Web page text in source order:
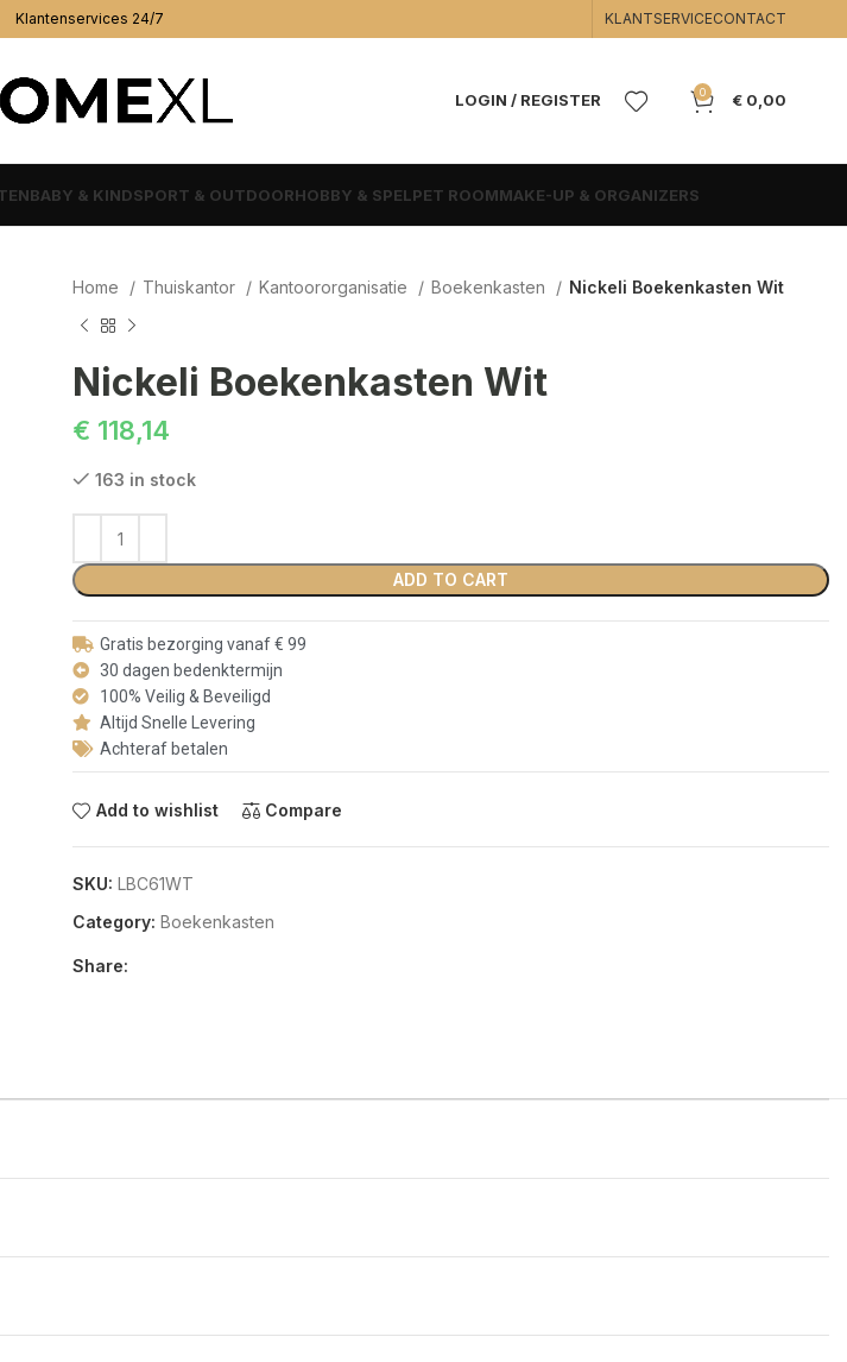
24/7 KLANTSERVICECONTACT
LOGIN / REGISTER 0 € 0,00
BABY & KINDSPORT & OUTDOORHOBBY & SPEL PET ROOMMAKE-UP & ORGANIZERS
Home Thuiskantor Kantoororganisatie Boekenkasten Nickeli Boekenkasten Wit
Nickeli Boekenkasten Wit
€ 118,14
163 in stock
ADD TO CART
Gratis bezorging vanaf € 99
30 dagen bedenktermijn
100% Veilig & Beveiligd
Altijd Snelle Levering
Achteraf betalen
Add to wishlist Compare
SKU: LBC61WT
Category: Boekenkasten
Share: